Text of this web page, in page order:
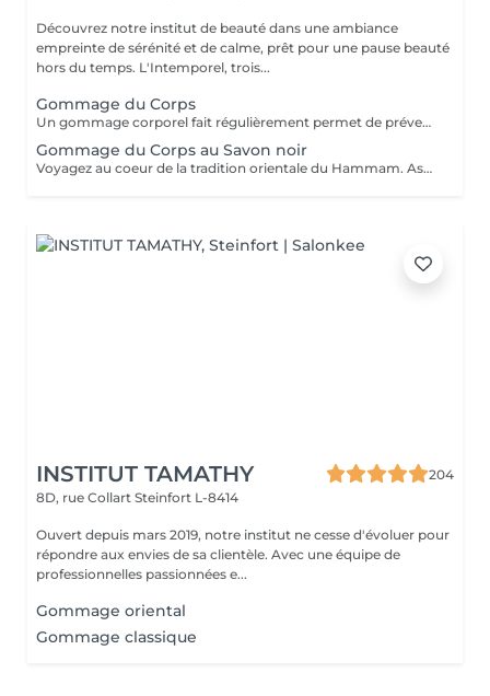
Découvrez notre institut de beauté dans une ambiance
empreinte de sérénité et de calme, prêt pour une pause beauté
hors du temps. L'Intemporel, trois...
Gommage du Corps
Un gommage corporel fait régulièrement permet de prévenir les désagréments liés à une peau sèche, permet un lissage et une meilleure pénétration de vos soins corps quotidiens. Il élimine les cellules mortes et les impuretés présentes à la surface de la peau et stimule ainsi le renouvellement cellulaire naturel. Mieux oxygéné et résistant, l'épiderme est magnifié et plus lumineux.
Gommage du Corps au Savon noir
Voyagez au coeur de la tradition orientale du Hammam. Associée à l'action exfoliante du gant de Kassa cette recette ancestrale permet de purifier la peau en profondeur pour la laisser douce, satinée et délicatement parfumée. Gant de Kassa offert.
INSTITUT TAMATHY
204
8D, rue Collart Steinfort L-8414
Ouvert depuis mars 2019, notre institut ne cesse d'évoluer pour
répondre aux envies de sa clientèle. Avec une équipe de
professionnelles passionnées e...
Gommage oriental
Gommage classique